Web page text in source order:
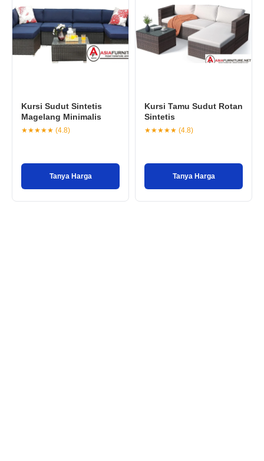
Kursi Sudut Sintetis
Magelang Minimalis
★★★★★ (4.8)
Tanya Harga
Kursi Tamu Sudut Rotan
Sintetis
★★★★★ (4.8)
Tanya Harga